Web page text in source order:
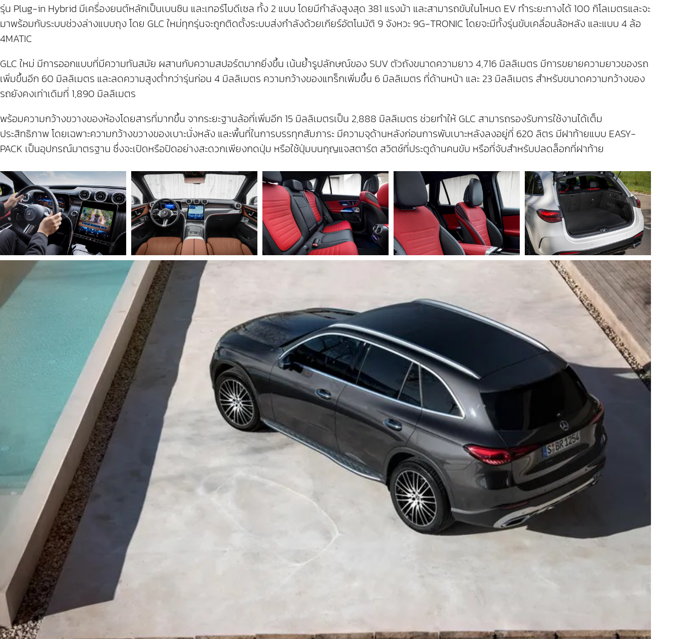
รุ่น Plug-in Hybrid มีเครื่องยนต์หลักเป็นเบนซิน และเทอร์โบดีเซล ทั้ง 2 แบบ โดยมีกำลังสูงสุด 381 แรงม้า และสามารถขับในโหมด EV ทำระยะทางได้ 100 กิโลเมตรและจะ
มาพร้อมกับระบบช่วงล่างแบบถุง โดย GLC ใหม่ทุกรุ่นจะถูกติดตั้งระบบส่งกำลังด้วยเกียร์อัตโนมัติ 9 จังหวะ 9G-TRONIC โดยจะมีทั้งรุ่นขับเคลื่อนล้อหลัง และแบบ 4 ล้อ
4MATIC
GLC ใหม่ มีการออกแบบที่มีความทันสมัย ผสานกับความสปอร์ตมากยิ่งขึ้น เน้นย้ำรูปลักษณ์ของ SUV ตัวถังขนาดความยาว 4,716 มิลลิเมตร มีการขยายความยาวของรถ
เพิ่มขึ้นอีก 60 มิลลิเมตร และลดความสูงต่ำกว่ารุ่นก่อน 4 มิลลิเมตร ความกว้างของแทร็กเพิ่มขึ้น 6 มิลลิเมตร ที่ด้านหน้า และ 23 มิลลิเมตร สำหรับขนาดความกว้างของ
รถยังคงเท่าเดิมที่ 1,890 มิลลิเมตร
พร้อมความกว้างขวางของห้องโดยสารที่มากขึ้น จากระยะฐานล้อที่เพิ่มอีก 15 มิลลิเมตรเป็น 2,888 มิลลิเมตร ช่วยทำให้ GLC สามารถรองรับการใช้งานได้เต็ม
ประสิทธิภาพ โดยเฉพาะความกว้างขวางของเบาะนั่งหลัง และพื้นที่ในการบรรทุกสัมภาระ มีความจุด้านหลังก่อนการพับเบาะหลังลงอยู่ที่ 620 ลิตร มีฝาท้ายแบบ EASY-
PACK เป็นอุปกรณ์มาตรฐาน ซึ่งจะเปิดหรือปิดอย่างสะดวกเพียงกดปุ่ม หรือใช้ปุ่มบนกุญแจสตาร์ต สวิตช์ที่ประตูด้านคนขับ หรือที่จับสำหรับปลดล็อกที่ฝาท้าย